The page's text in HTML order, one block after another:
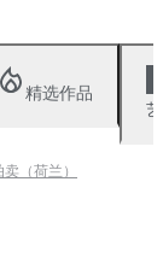
精选作品
（荷兰）